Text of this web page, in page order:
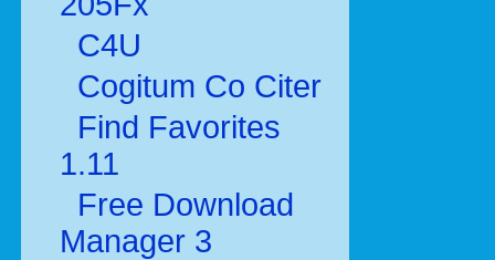
C4U
Cogitum Co Citer
Find Favorites
1.11
Free Download
Manager 3